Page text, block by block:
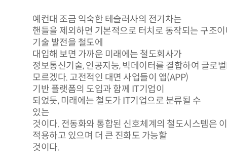
예컨대 조금 익숙한 테슬러사의 전기차는
핸들을 제외하면 기본적으로 터치로 동작되는 구조
기술 발전을 철도에
대입해 보면 가까운 미래에는 철도회사가
정보통신기술, 인공지능, 빅데이터를 결합하여 글로
모르겠다. 고전적인 대면 사업들이 앱(APP)
기반 플랫폼의 도입과 함께 IT기업이
되었듯, 미래에는 철도가 IT기업으로 분류될 수
있는
것이다. 전동화와 통합된 신호체계의 철도시스템은
적용하고 있으며 더 큰 진화도 가능할
것이다.